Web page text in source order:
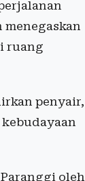
ruang
penyair,
oleh